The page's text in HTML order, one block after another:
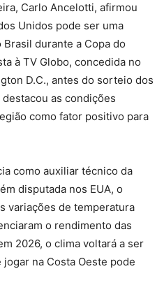
Carlo Ancelotti, afirmou
Unidos pode ser uma
durante a Copa do
à TV Globo, concedida no
D.C., antes do sorteio dos
as condições
como fator positivo para
como auxiliar técnico da
disputada nos EUA, o
variações de temperatura
o rendimento das
2026, o clima voltará a ser
na Costa Oeste pode